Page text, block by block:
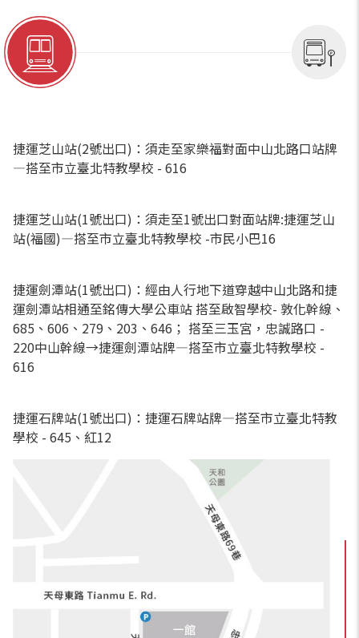
捷運芝山站(2號出口)：須走至家樂福對面中山北路口站牌
—搭至市立臺北特教學校 - 616
捷運芝山站(1號出口)：須走至1號出口對面站牌:捷運芝山
站(福國)—搭至市立臺北特教學校 -市民小巴16
捷運劍潭站(1號出口)：經由人行地下道穿越中山北路和捷
運劍潭站相通至銘傳大學公車站 搭至啟智學校- 敦化幹線、
685、606、279、203、646； 搭至三玉宮，忠誠路口 -
220中山幹線→捷運劍潭站牌—搭至市立臺北特教學校 -
616
捷運石牌站(1號出口)：捷運石牌站牌—搭至市立臺北特教
學校 - 645、紅12